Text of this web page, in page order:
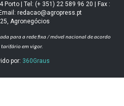
Porto | Tel: (+ 351) 22 589 96 20 | Fax :
redacao@agropress.pt
Agronegócios
para a rede fixa / móvel nacional de acordo
tarifário em vigor.
por: 360Graus